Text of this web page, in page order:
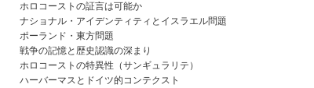
ホロコーストの証言は可能か
ナショナル・アイデンティティとイスラエル問題
ポーランド・東方問題
戦争の記憶と歴史認識の深まり
ホロコーストの特異性（サンギュラリテ）
ハーバーマスとドイツ的コンテクスト